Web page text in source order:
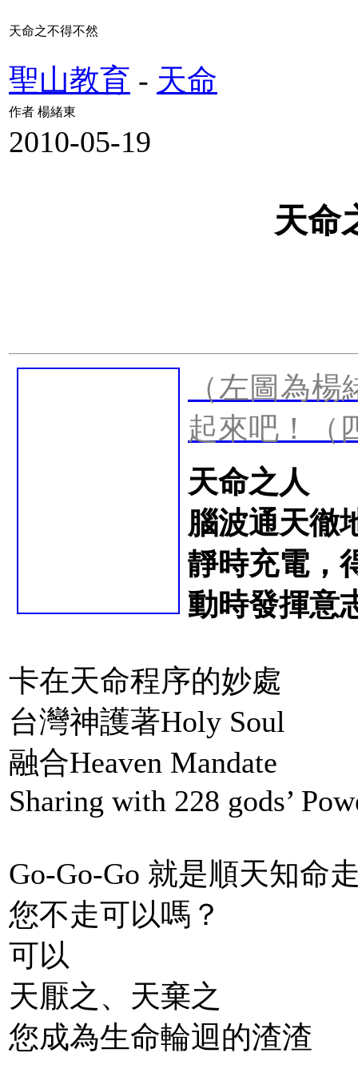
天命之不得不然
聖山教育 - 天命
作者 楊緒東
2010-05-19
天命
（左圖為
起來吧！（
天命之人
腦波通天徹
靜時充電，
動時發揮意
卡在天命程序的妙處
台灣神護著Holy Soul
融合Heaven Mandate
Sharing with 228 gods’
Go-Go-Go 就是順天知命
您不走可以嗎？
可以
天厭之、天棄之
您成為生命輪迴的渣渣